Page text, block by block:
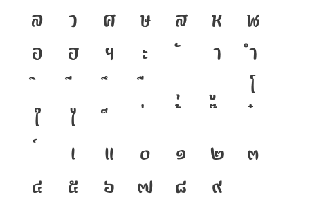
ล
ว ศ ษ ส ห
ฬ
อ
ฮ ฯ ะ า
ำ
โ
ใ
ไ
เ
แ ๐ ๑ ๒
๓
๔
๕ ๖ ๗ ๘ ๙